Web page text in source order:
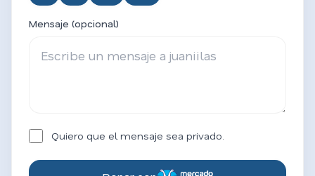
Mensaje (opcional)
Quiero que el mensaje sea privado.